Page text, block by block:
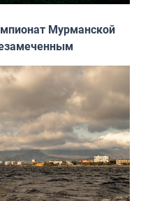
Мурманской